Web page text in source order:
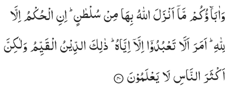
وَاٰبَآؤُكُمْمَّاۤاَنْزَلَاللّٰهُبِهَامِنْسُلْطٰنٍ ؕ اِنِالْحُكْمُاِلَّا
لِلّٰهِ ؕ اَمَرَاَلَّاتَعْبُدُوْۤااِلَّاۤاِیَّاهُ ؕ ذٰلِكَالدِّیْنُالْقَیِّمُوَلٰكِنَّ
اَكْثَرَالنَّاسِلَایَعْلَمُوْنَ